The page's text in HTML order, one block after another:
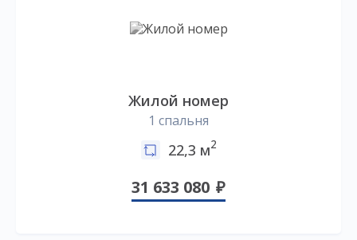
Жилой номер
1 спальня
22,3 м2
31 633 080